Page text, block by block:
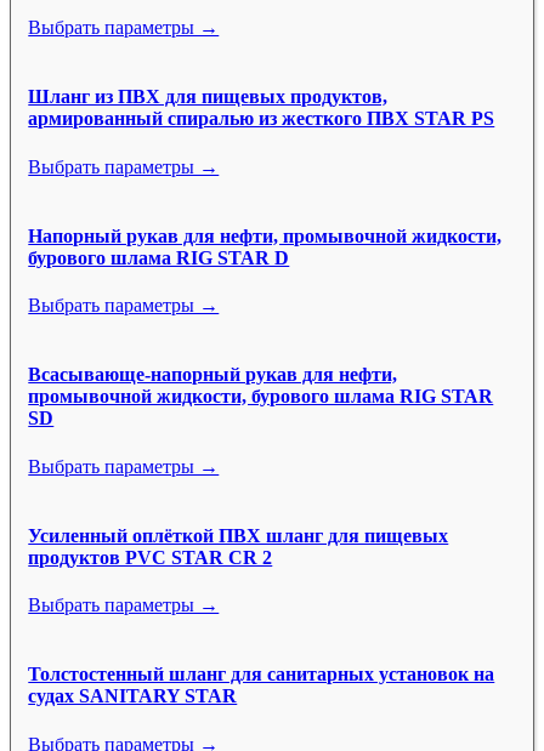
Выбрать параметры →
Шланг из ПВХ для пищевых продуктов,
армированный спиралью из жесткого ПВХ STAR PS
Выбрать параметры →
Напорный рукав для нефти, промывочной жидкости,
бурового шлама RIG STAR D
Выбрать параметры →
Всасывающе-напорный рукав для нефти,
промывочной жидкости, бурового шлама RIG STAR
SD
Выбрать параметры →
Усиленный оплёткой ПВХ шланг для пищевых
продуктов PVC STAR CR 2
Выбрать параметры →
Толстостенный шланг для санитарных установок на
судах SANITARY STAR
Выбрать параметры →